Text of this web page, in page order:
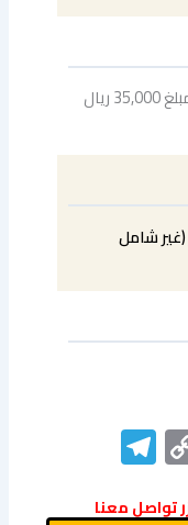
القسم المؤجر: مؤجر على شركة بمبلغ 35,000 ريال
(غير شامل
Copy
Link
تواصل معنا